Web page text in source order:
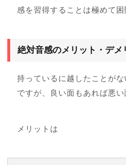
感を習得することは極めて困
絶対音感のメリット・デメ
持っているに越したことが
ですが、良い面もあれば悪い
メリットは